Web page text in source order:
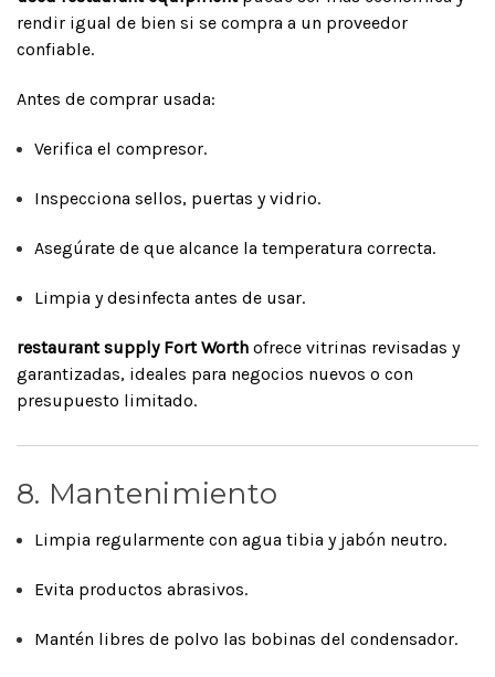
rendir igual de bien si se compra a un proveedor
confiable.
Antes de comprar usada:
Verifica el compresor.
Inspecciona sellos, puertas y vidrio.
Asegúrate de que alcance la temperatura correcta.
Limpia y desinfecta antes de usar.
restaurant supply Fort Worth ofrece vitrinas revisadas y
garantizadas, ideales para negocios nuevos o con
presupuesto limitado.
8. Mantenimiento
Limpia regularmente con agua tibia y jabón neutro.
Evita productos abrasivos.
Mantén libres de polvo las bobinas del condensador.